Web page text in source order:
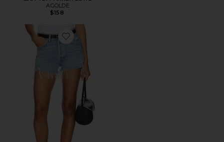
AGOLDE
$158
Favorite КЛАССИЧЕСКИЕ ОБРЕЗАННЫЕ ШОРТЫ